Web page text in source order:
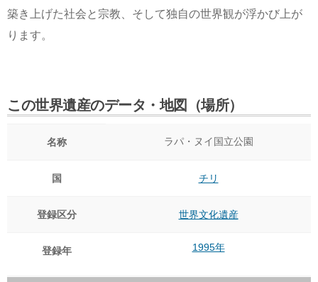
築き上げた社会と宗教、そして独自の世界観が浮かび上が
ります。
この世界遺産のデータ・地図（場所）
名称 ラパ・ヌイ国立公園
国 チリ
登録区分 世界文化遺産
登録年 1995年